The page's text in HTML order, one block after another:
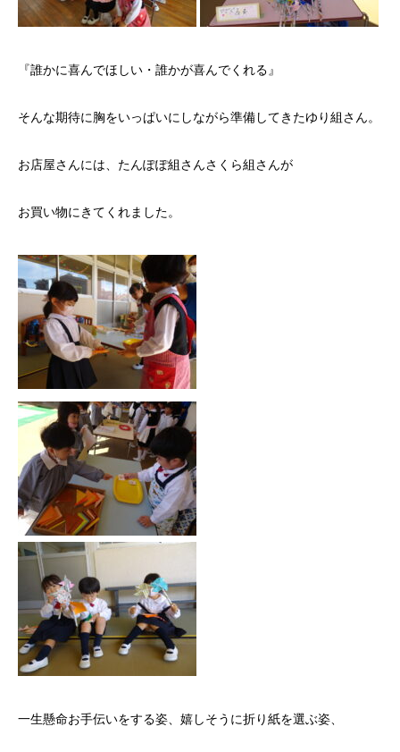
『誰かに喜んでほしい・誰かが喜んでくれる』
そんな期待に胸をいっぱいにしながら準備してきたゆり組さん。
お店屋さんには、たんぽぽ組さんさくら組さんが
お買い物にきてくれました。
一生懸命お手伝いをする姿、嬉しそうに折り紙を選ぶ姿、